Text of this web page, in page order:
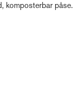
komposterbar påse.